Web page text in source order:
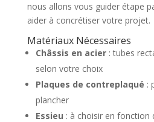
nous allons vous guider étape
aider à concrétiser votre projet.
Matériaux Nécessaires
Châssis en acier: tubes
selon votre choix
Plaques de contreplaqué :
plancher
Essieu : à choisir en fonction